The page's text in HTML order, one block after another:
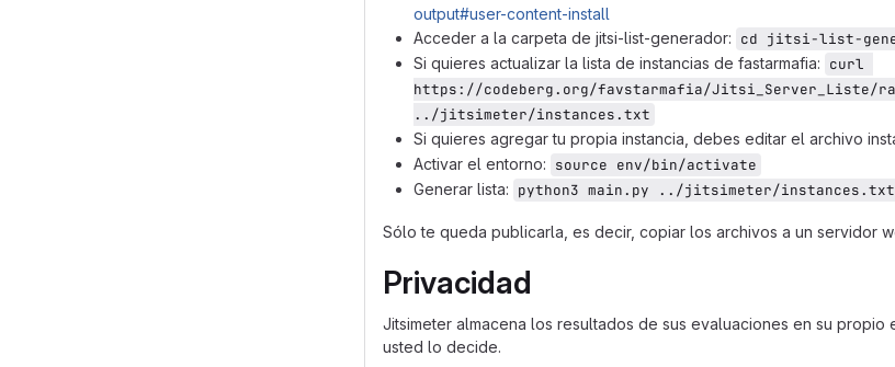
output#user-content-install
Acceder a la carpeta de jitsi-list-generador: cd jitsi-list-
Si quieres actualizar la lista de instancias de fastarmafia: curl
https://codeberg.org/favstarmafia/Jitsi_Server_Liste/
../jitsimeter/instances.txt
Si quieres agregar tu propia instancia, debes editar el archivo
Activar el entorno: source env/bin/activate
Generar lista: python3 main.py ../jitsimeter/
Sólo te queda publicarla, es decir, copiar los archivos a un servidor
Privacidad
Jitsimeter almacena los resultados de sus evaluaciones en su
usted lo decide.